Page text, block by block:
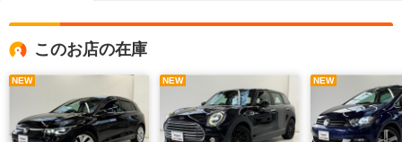
このお店の在庫
NEW NEW NEW